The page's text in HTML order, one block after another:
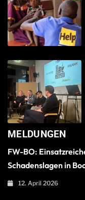
MELDUNGEN
FW-BO:
Schadenslagen in
12. April 2026